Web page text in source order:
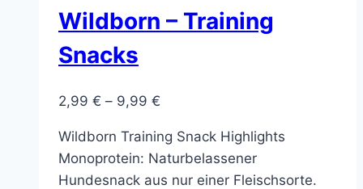
Wildborn – Training
Snacks
2,99 € – 9,99 €
bis
9,99 €
Wildborn Training Snack Highlights
Monoprotein: Naturbelassener
Hundesnack aus nur einer Fleischsorte.